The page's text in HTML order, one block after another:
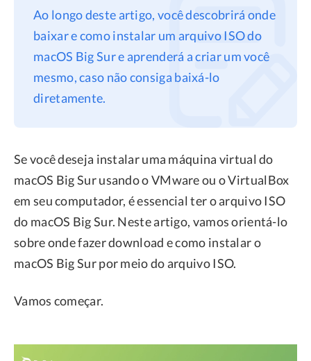
Privacidade
Ao longo deste artigo, você descobrirá onde
baixar e como instalar um arquivo ISO do
macOS Big Sur e aprenderá a criar um você
mesmo, caso não consiga baixá-lo
diretamente.
Se você deseja instalar uma máquina virtual do
macOS Big Sur usando o VMware ou o VirtualBox
em seu computador, é essencial ter o arquivo ISO
do macOS Big Sur. Neste artigo, vamos orientá-lo
sobre onde fazer download e como instalar o
macOS Big Sur por meio do arquivo ISO.
Vamos começar.